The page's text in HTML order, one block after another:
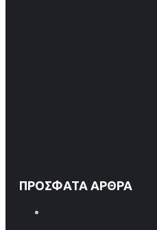
ΠΡΌΣΦΑΤΑ ΆΡΘΡΑ